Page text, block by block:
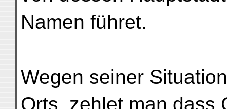
Namen führet.
Wegen seiner
Orts, zehlet man dass